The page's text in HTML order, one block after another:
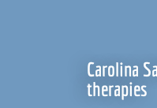
Carolina
therapies